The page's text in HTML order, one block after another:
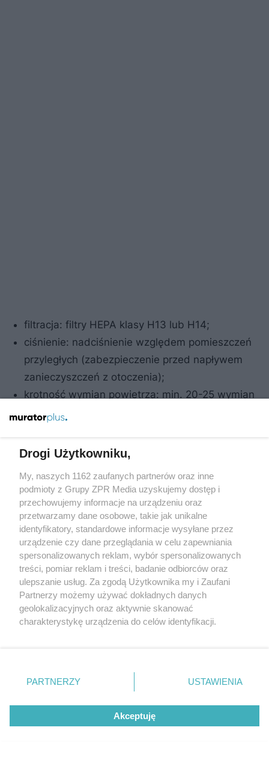
filtracja: filtry HEPA klasy H13 lub H14;
ciśnienie: nadciśnienie względem pomieszczeń
przyległych (zabezpieczenie przed napływem
zanieczyszczeń z otoczenia);
krotność wymian powietrza: min. 20-25 wymian
na godzinę (dla S1a i S1b), min. 15 wymian na
przepływ powietrza: często stosuje się przepływ
laminarny nad stołem operacyjnym (strefa ultra-
czysta) – szczególnie w podklasie S1a;
warunki mikroklimatu: temperatura: 19-24°C (w
zależności od typu zabiegu), wilgotność
względna: 40-60%;
recyrkulacja: dopuszczalna wyłącznie z filtracją
HEPA i pełną kontrolą parametrów oraz ciągłym
monitoringiem.
Klasa S2 – pomieszczenia o wysokich wymaganiach
higienicznych
anestezjologiczne i intensywnej terapii (OIOM), izolatki
dla pacjentów z obniżoną odpornością,
pomieszczenia przygotowania pacjentów i personelu
medycznego przed zabiegami.
Drogi Użytkowniku,
My, naszych 1162 zaufanych partnerów oraz inne
podmioty z Grupy ZPR Media uzyskujemy dostęp i
przechowujemy informacje na urządzeniu oraz
przetwarzamy dane osobowe, takie jak unikalne
identyfikatory, standardowe informacje wysyłane przez
urządzenie czy dane przeglądania w celu zapewniania
spersonalizowanych reklam, wybór spersonalizowanych
treści, pomiar reklam i treści, badanie odbiorców oraz
ulepszanie usług. Za zgodą Użytkownika my i Zaufani
Partnerzy możemy używać dokładnych danych
geolokalizacyjnych oraz aktywnie skanować
charakterystykę urządzenia do celów identyfikacji.
zmienić/wycofać klikając przycisk ustawień prywatności
znajdujący się w lewym dolnym rogu strony
rodzaje przetwarzania danych nie wymagają zgody
użytkownika, ale masz prawo sprzeciwić się takiemu
przetwarzaniu. Preferencje będą miały zastosowanie tylko
PARTNERZY USTAWIENIA
Akceptuję